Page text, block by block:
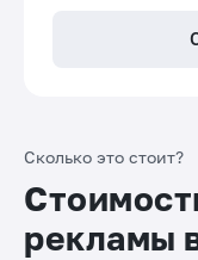
Сколько это стоит?
рекламы